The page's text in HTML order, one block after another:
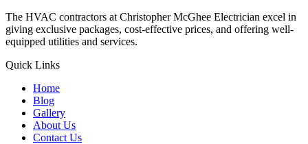
The HVAC contractors at Christopher McGhee Electrician excel in
giving exclusive packages, cost-effective prices, and offering well-
equipped utilities and services.
Quick Links
Home
Blog
Gallery
About Us
Contact Us